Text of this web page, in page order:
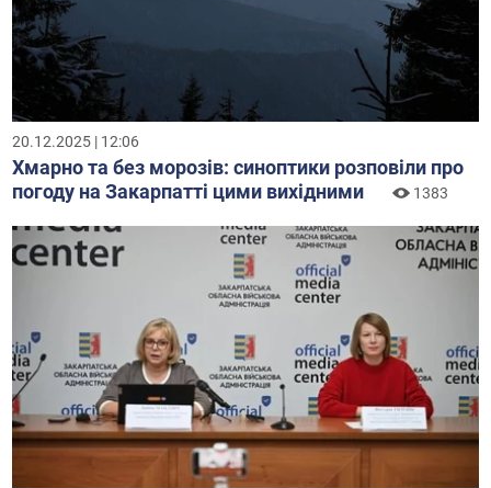
20.12.2025 | 12:06
Хмарно та без морозів: синоптики розповіли про
погоду на Закарпатті цими вихідними
1383